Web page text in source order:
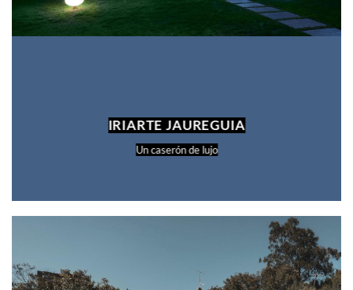
IRIARTE JAUREGUIA
Un caserón de lujo